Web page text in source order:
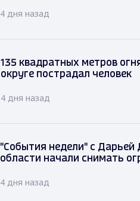
4 дня назад
135 квадратных метров
округе пострадал человек
4 дня назад
"События недели" с Дарьей
области начали снимать
4 дня назад